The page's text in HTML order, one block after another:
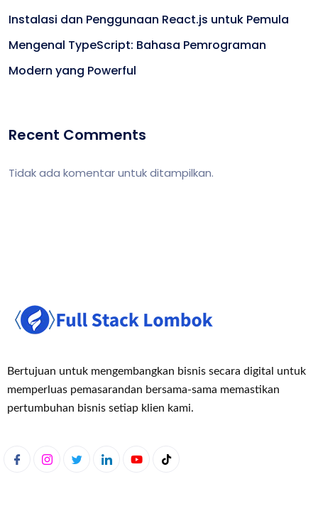
Instalasi dan Penggunaan React.js untuk Pemula
Mengenal TypeScript: Bahasa Pemrograman
Modern yang Powerful
Recent Comments
Tidak ada komentar untuk ditampilkan.
Bertujuan untuk mengembangkan bisnis secara digital untuk
memperluas pemasarandan bersama-sama memastikan
pertumbuhan bisnis setiap klien kami.